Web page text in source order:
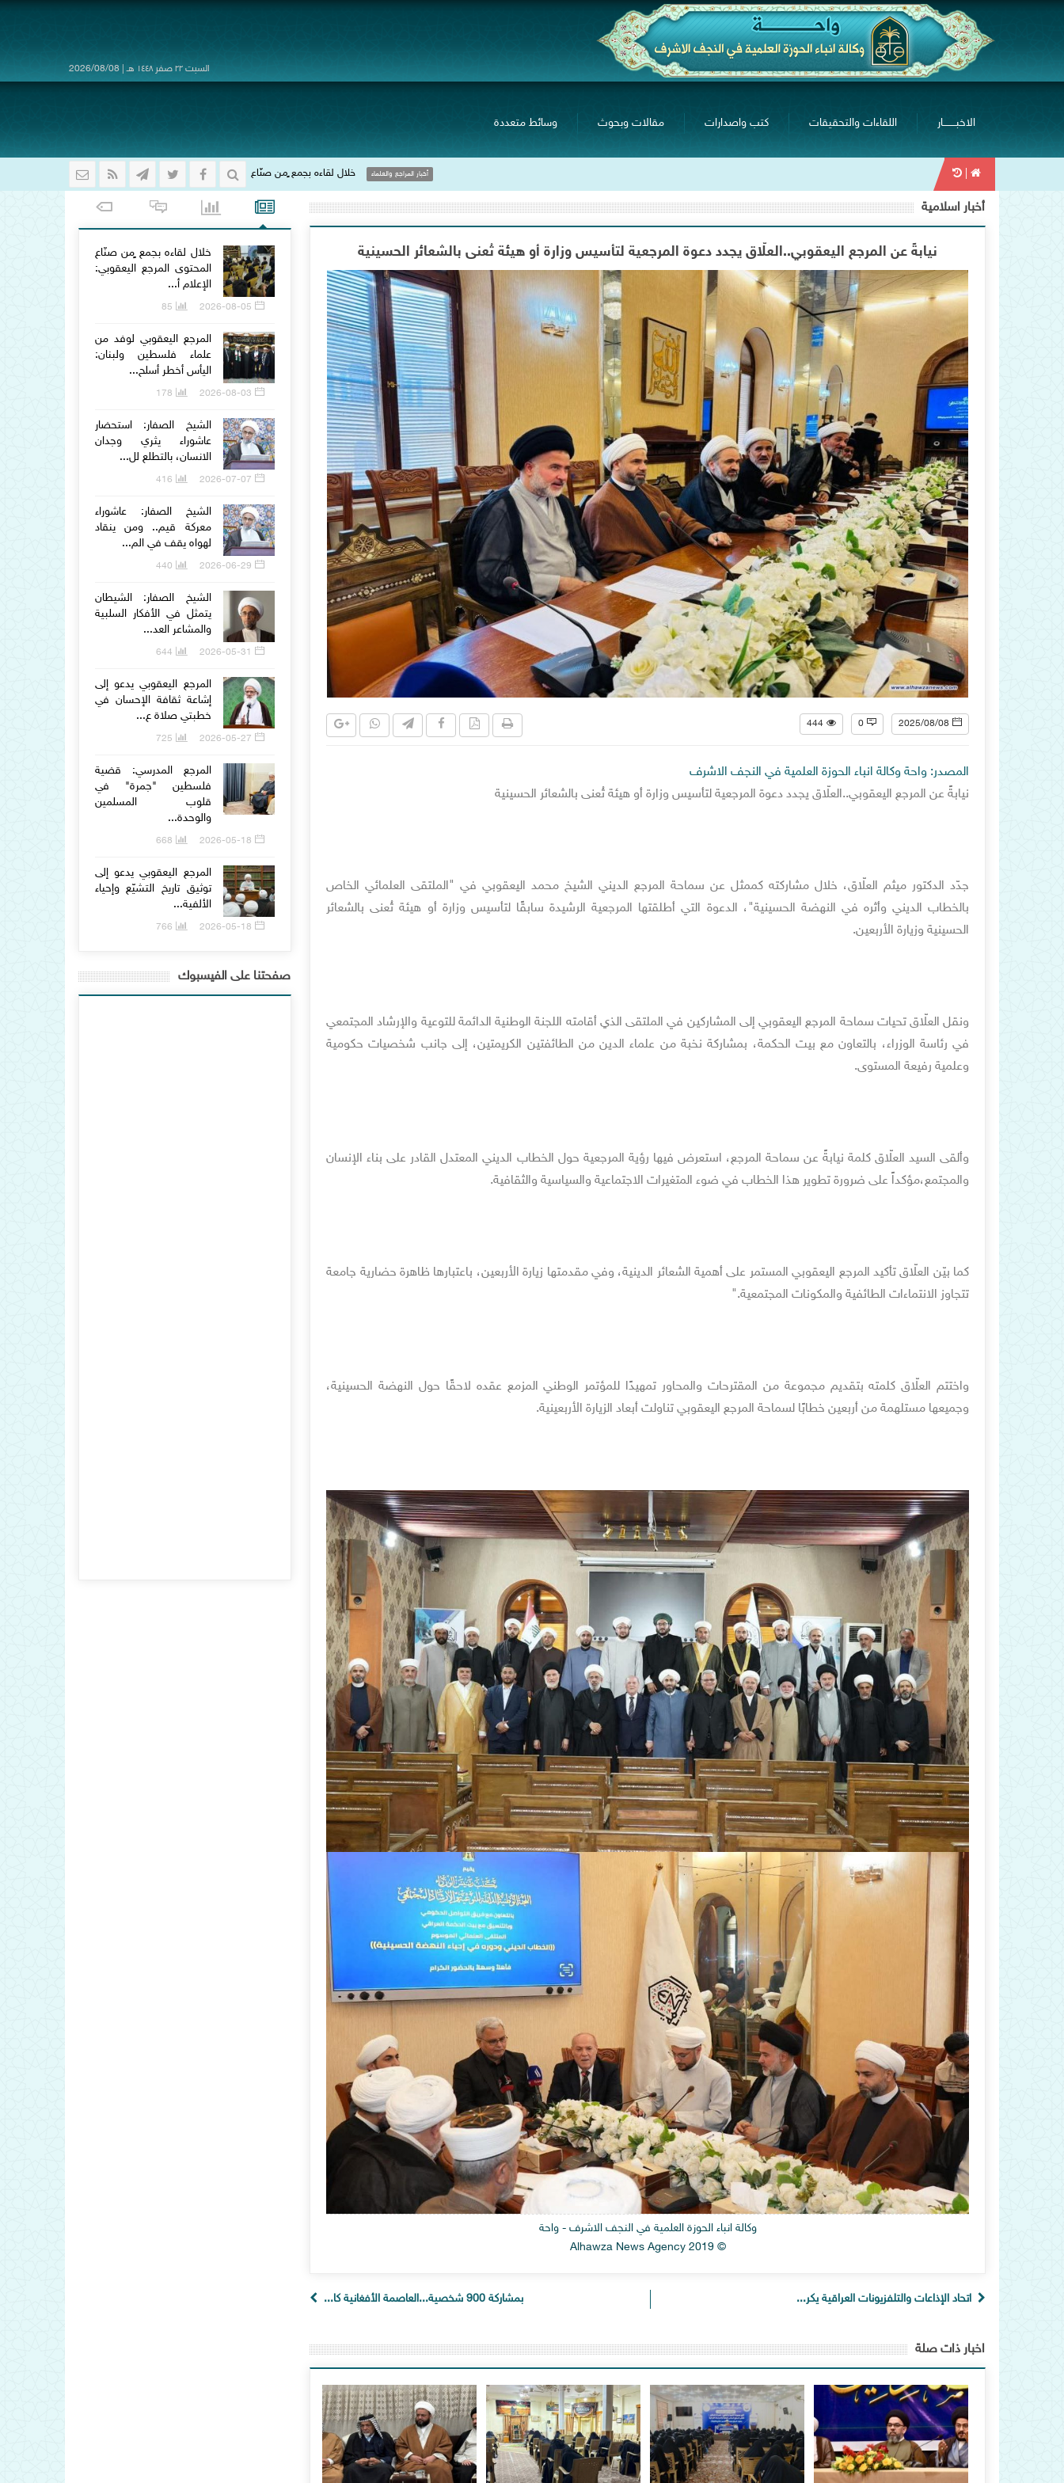
الاخبــــــــار اللقاءات والتحقيقات كتب واصدارات مقالات وبحوث وسائط متعددة
السبت ٢٢ صفر ١٤٤٨ هـ | 2026/08/08
خلال لقاءه بجمع ٍمن صنّاع المحتوى المرجع اليعقوبي: الإعلام أفتك أدوات الحرب الناعمة.. ومسؤوليتنا الشرعية
خلال لقاءه بجمع ٍمن صنّاع
المحتوى المرجع اليعقوبي:
الإعلام أ...
2026-08-05
85
المرجع اليعقوبي لوفد من
علماء فلسطين ولبنان:
اليأس أخطر أسلح...
2026-08-03
178
الشيخ الصفار: استحضار
عاشوراء يثري وجدان
الانسان، بالتطلع لل...
2026-07-07
416
الشيخ الصفار: عاشوراء
معركة قيم.. ومن ينقاد
لهواه يقف في الم...
2026-06-29
440
الشيخ الصفار: الشيطان
يتمثل في الأفكار السلبية
والمشاعر العد...
2026-05-31
644
المرجع اليعقوبي يدعو إلى
إشاعة ثقافة الإحسان في
خطبتي صلاة ع...
2026-05-27
725
المرجع المدرسي: قضية
فلسطين "جمرة" في
قلوب المسلمين
والوحدة...
2026-05-18
668
المرجع اليعقوبي يدعو إلى
توثيق تاريخ التشيّع وإحياء
الألفية...
2026-05-18
766
صفحتنا على الفيسبوك
أخبار اسلامية
نيابةً عن المرجع اليعقوبي..العلّاق يجدد دعوة المرجعية لتأسيس وزارة أو هيئة تُعنى بالشعائر الحسينية
2025/08/08
444 0
المصدر: واحة وكالة انباء الحوزة العلمية في النجف الاشرف
نيابةً عن المرجع اليعقوبي..العلّاق يجدد دعوة المرجعية لتأسيس وزارة أو هيئة تُعنى بالشعائر الحسينية
جدّد الدكتور ميثم العلّاق، خلال مشاركته كممثل عن سماحة المرجع الديني الشيخ محمد اليعقوبي في "الملتقى العلمائي الخاص
بالخطاب الديني وأثره في النهضة الحسينية"، الدعوة التي أطلقتها المرجعية الرشيدة سابقًا لتأسيس وزارة أو هيئة تُعنى بالشعائر
الحسينية وزيارة الأربعين.
ونقل العلّاق تحيات سماحة المرجع اليعقوبي إلى المشاركين في الملتقى الذي أقامته اللجنة الوطنية الدائمة للتوعية والإرشاد المجتمعي
في رئاسة الوزراء، بالتعاون مع بيت الحكمة، بمشاركة نخبة من علماء الدين من الطائفتين الكريمتين، إلى جانب شخصيات حكومية
وعلمية رفيعة المستوى.
وألقى السيد العلّاق كلمة نيابةً عن سماحة المرجع، استعرض فيها رؤية المرجعية حول الخطاب الديني المعتدل القادر على بناء الإنسان
والمجتمع،مؤكداً على ضرورة تطوير هذا الخطاب في ضوء المتغيرات الاجتماعية والسياسية والثقافية.
كما بيّن العلّاق تأكيد المرجع اليعقوبي المستمر على أهمية الشعائر الدينية، وفي مقدمتها زيارة الأربعين، باعتبارها ظاهرة حضارية جامعة
تتجاوز الانتماءات الطائفية والمكونات المجتمعية."
واختتم العلّاق كلمته بتقديم مجموعة من المقترحات والمحاور تمهيدًا للمؤتمر الوطني المزمع عقده لاحقًا حول النهضة الحسينية،
وجميعها مستلهمة من أربعين خطابًا لسماحة المرجع اليعقوبي تناولت أبعاد الزيارة الأربعينية.
وكالة انباء الحوزة العلمية في النجف الاشرف - واحة
© Alhawza News Agency 2019
بمشاركة 900 شخصية...العاصمة الأفغانية كا... اتحاد الإذاعات والتلفزيونات العراقية يكر...
اخبار ذات صلة